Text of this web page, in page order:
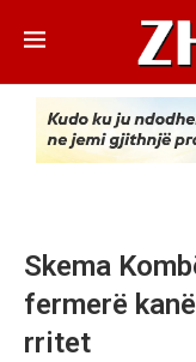
Skema
fermerë
rritet